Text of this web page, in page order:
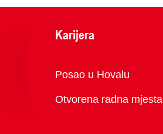
Karijera
Pregled
Posao u Hovalu
Otvorena radna mjesta